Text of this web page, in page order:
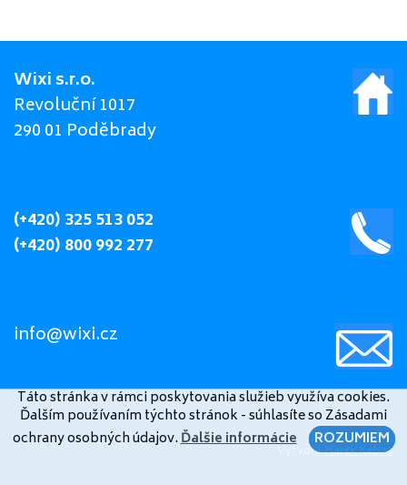
Wixi s.r.o.
Revoluční 1017
290 01 Poděbrady
(+420) 325 513 052
(+420) 800 992 277
info@wixi.cz
VytvorilMarek Kebza
Táto stránka v rámci poskytovania služieb využíva cookies.
Ďalším používaním týchto stránok - súhlasíte so Zásadami
ochrany osobných údajov.Ďalšie informácie ROZUMIEM